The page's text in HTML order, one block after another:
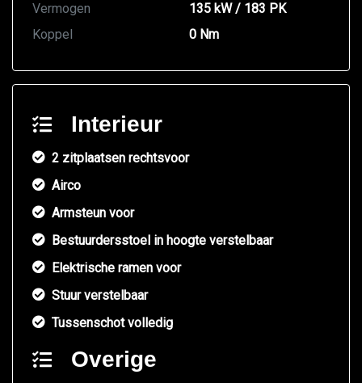
Vermogen
135 kW / 183 PK
Koppel
0 Nm
Interieur
2 zitplaatsen rechtsvoor
Airco
Armsteun voor
Bestuurdersstoel in hoogte verstelbaar
Elektrische ramen voor
Stuur verstelbaar
Tussenschot volledig
Overige